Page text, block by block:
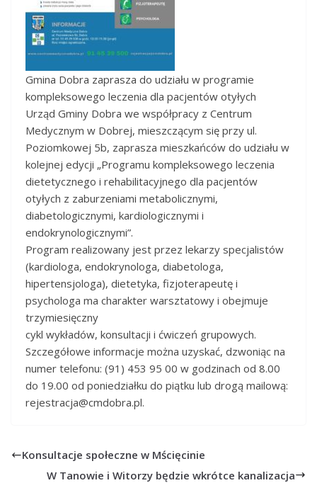
Gmina Dobra zaprasza do udziału w programie
kompleksowego leczenia dla pacjentów otyłych
Urząd Gminy Dobra we współpracy z Centrum
Medycznym w Dobrej, mieszczącym się przy ul.
Poziomkowej 5b, zaprasza mieszkańców do udziału w
kolejnej edycji „Programu kompleksowego leczenia
dietetycznego i rehabilitacyjnego dla pacjentów
otyłych z zaburzeniami metabolicznymi,
diabetologicznymi, kardiologicznymi i
endokrynologicznymi”.
Program realizowany jest przez lekarzy specjalistów
(kardiologa, endokrynologa, diabetologa,
hipertensjologa), dietetyka, fizjoterapeutę i
psychologa ma charakter warsztatowy i obejmuje
trzymiesięczny
cykl wykładów, konsultacji i ćwiczeń grupowych.
Szczegółowe informacje można uzyskać, dzwoniąc na
numer telefonu: (91) 453 95 00 w godzinach od 8.00
do 19.00 od poniedziałku do piątku lub drogą mailową:
rejestracja@cmdobra.pl.
Konsultacje społeczne w Mścięcinie
W Tanowie i Witorzy będzie wkrótce kanalizacja